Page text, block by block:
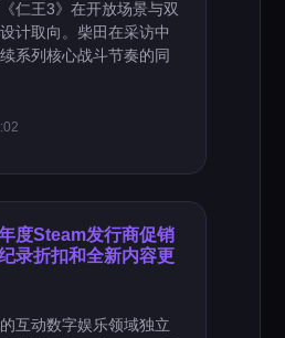
仁王3》在开放场景与双
计取向。柴田在采访中
系列核心战斗节奏的同
度Steam发行商促销
录折扣和全新内容更
互动数字娱乐领域独立